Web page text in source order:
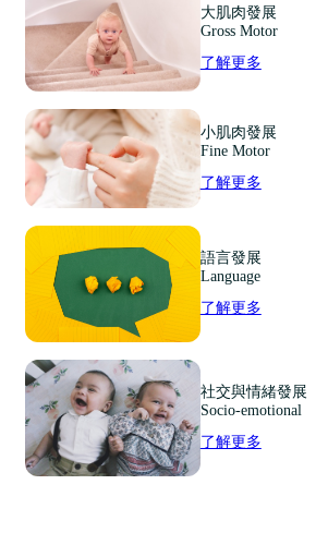
大肌肉發展
Gross Motor
了解更多
小肌肉發展
Fine Motor
了解更多
語言發展
Language
了解更多
社交與情緒發展
Socio-emotional
了解更多